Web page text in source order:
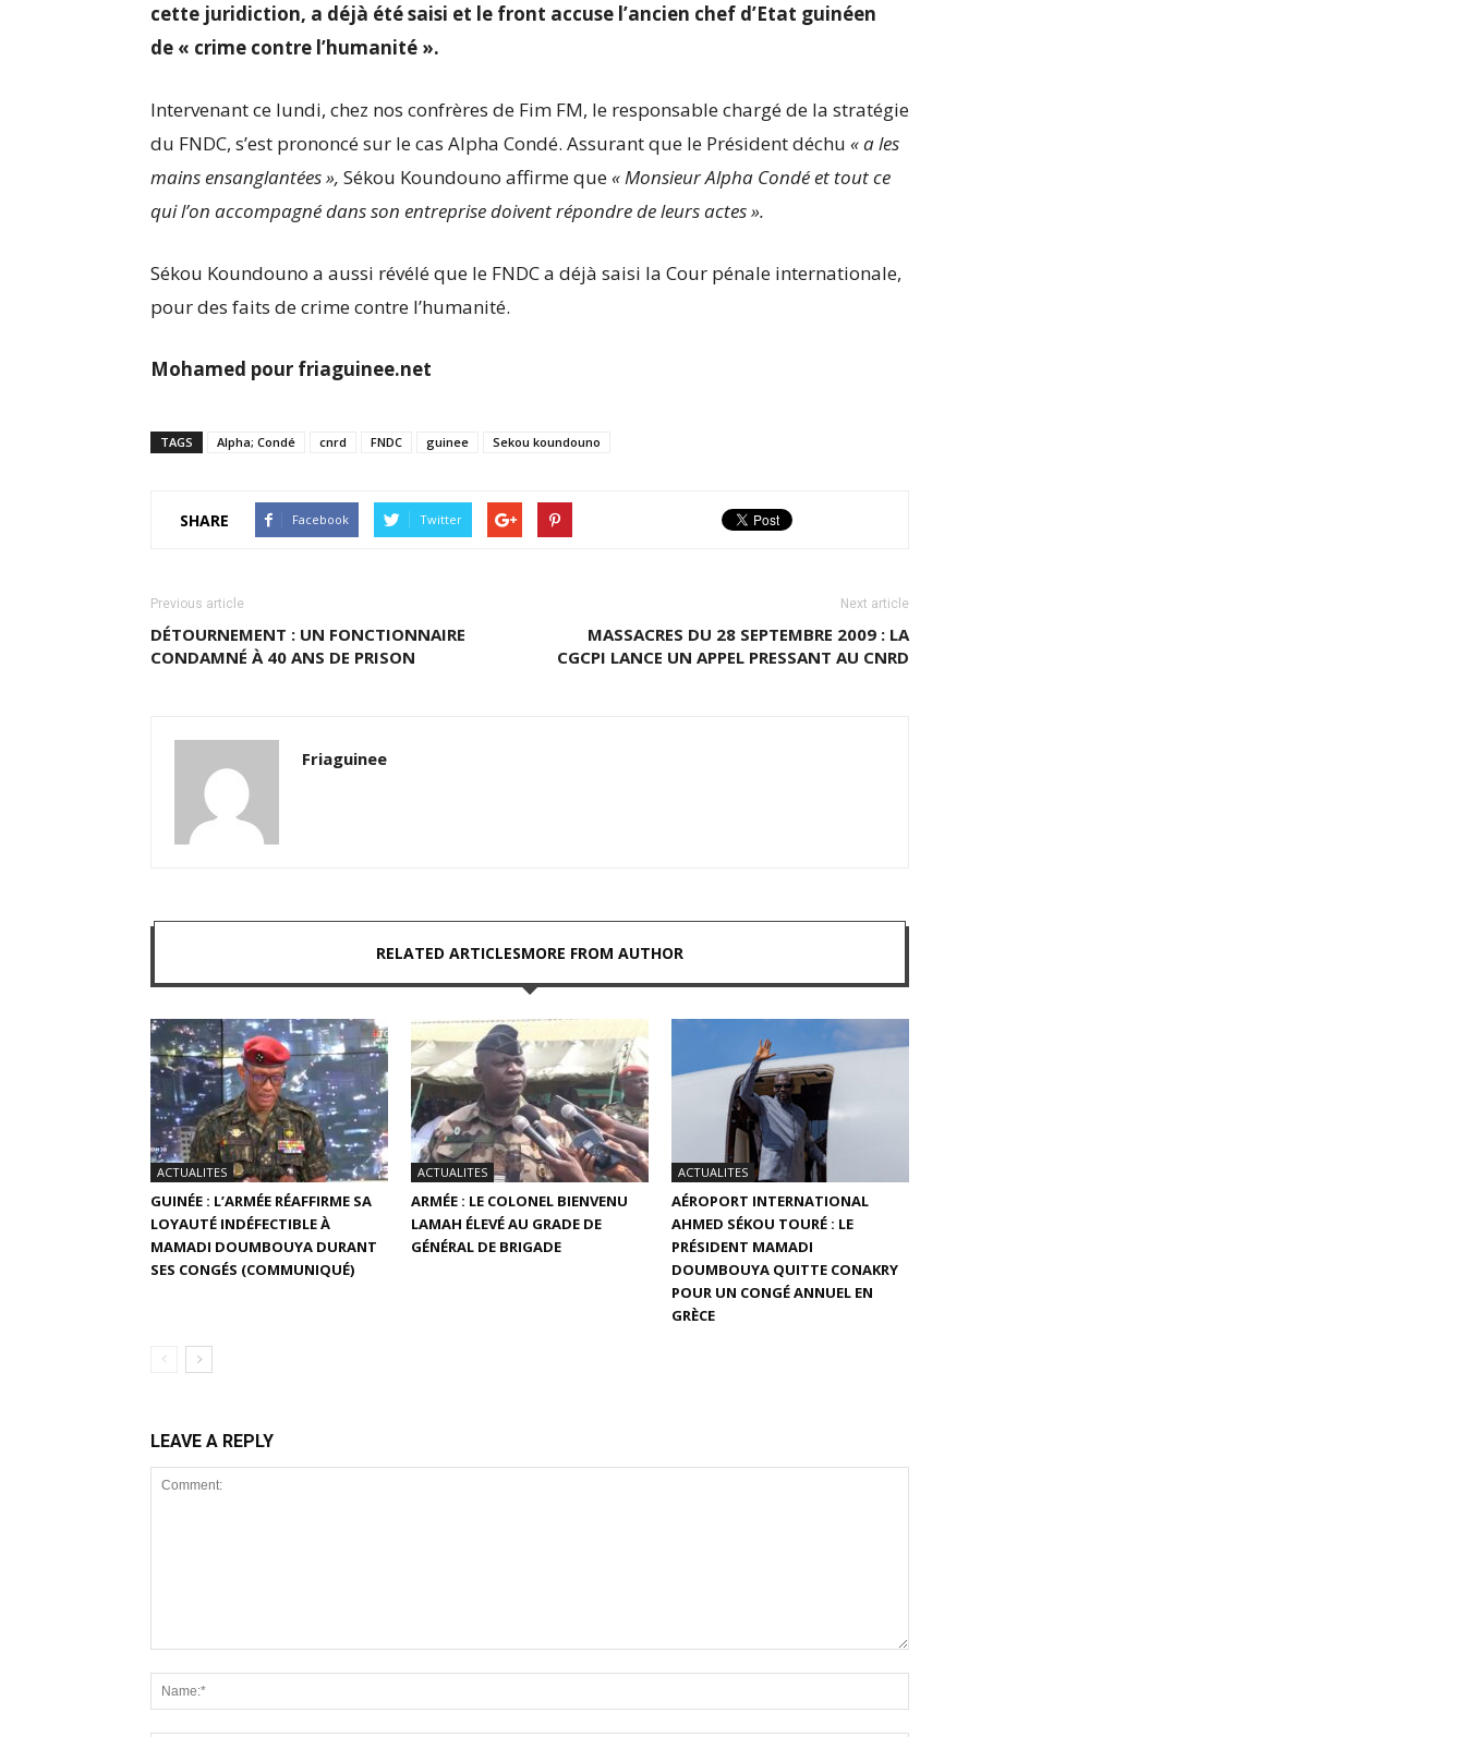
cette juridiction, a déjà été saisi et le front accuse l’ancien chef d’Etat guinéen
de « crime contre l’humanité ».
Intervenant ce lundi, chez nos confrères de Fim FM, le responsable chargé de la stratégie
du FNDC, s’est prononcé sur le cas Alpha Condé. Assurant que le Président déchu «a les
mains ensanglantées», Sékou Koundouno affirme que«Monsieur Alpha Condé et tout ce
qui l’on accompagné dans son entreprise doivent répondre de leurs actes».
Sékou Koundouno a aussi révélé que le FNDC a déjà saisi la Cour pénale internationale,
pour des faits de crime contre l’humanité.
Mohamed pour friaguinee.net
TAGS Alpha; Condé cnrd FNDC guinee Sekou koundouno
SHARE Facebook Twitter
Previous article
DÉTOURNEMENT : UN FONCTIONNAIRE
CONDAMNÉ À 40 ANS DE PRISON
Next article
MASSACRES DU 28 SEPTEMBRE 2009 : LA
CGCPI LANCE UN APPEL PRESSANT AU CNRD
Friaguinee
RELATED ARTICLESMORE FROM AUTHOR
ACTUALITES
GUINÉE : L’ARMÉE RÉAFFIRME SA
LOYAUTÉ INDÉFECTIBLE À
MAMADI DOUMBOUYA DURANT
SES CONGÉS (COMMUNIQUÉ)
ACTUALITES
ARMÉE : LE COLONEL BIENVENU
LAMAH ÉLEVÉ AU GRADE DE
GÉNÉRAL DE BRIGADE
ACTUALITES
AÉROPORT INTERNATIONAL
AHMED SÉKOU TOURÉ : LE
PRÉSIDENT MAMADI
DOUMBOUYA QUITTE CONAKRY
POUR UN CONGÉ ANNUEL EN
GRÈCE
LEAVE A REPLY